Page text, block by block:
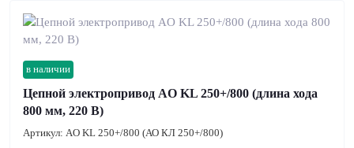
в наличии
Цепной электропривод AO KL 250+/800 (длина хода
800 мм, 220 В)
Артикул: AO KL 250+/800 (АО КЛ 250+/800)